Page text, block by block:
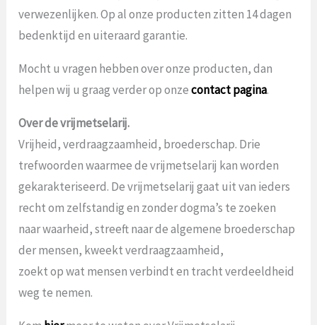
verwezenlijken. Op al onze producten zitten 14 dagen
bedenktijd en uiteraard garantie.
Mocht u vragen hebben over onze producten, dan
helpen wij u graag verder op onzecontact pagina.
Over de vrijmetselarij.
Vrijheid, verdraagzaamheid, broederschap. Drie
trefwoorden waarmee de vrijmetselarij kan worden
gekarakteriseerd. De vrijmetselarij gaat uit van ieders
recht om zelfstandig en zonder dogma’s te zoeken
naar waarheid, streeft naar de algemene broederschap
der mensen, kweekt verdraagzaamheid,
zoekt op wat mensen verbindt en tracht verdeeldheid
weg te nemen.